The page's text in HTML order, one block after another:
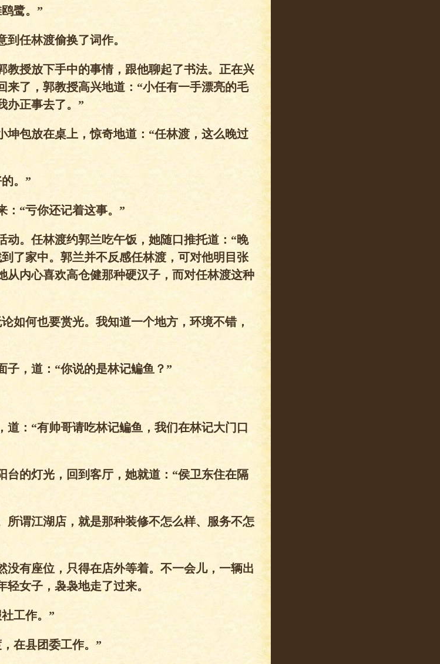
鹭。”
任林渡偷换了词作。
授放下手中的事情，跟他聊起了书法。正在兴
来了，郭教授高兴地道：“小任有一手漂亮的毛
办正事去了。”
包放在桌上，惊奇地道：“任林渡，这么晚过
。”
“亏你还记着这事。”
。任林渡约郭兰吃午饭，她随口推托道：“晚
了家中。郭兰并不反感任林渡，可对他明目张
从内心喜欢高仓健那种硬汉子，而对任林渡这种
何也要赏光。我知道一个地方，环境不错，
，道：“你说的是林记鳊鱼？”
：“有帅哥请吃林记鳊鱼，我们在林记大门口
的灯光，回到客厅，她就道：“侯卫东住在隔
谓江湖店，就是那种装修不怎么样、服务不怎
有座位，只得在店外等着。不一会儿，一辆出
女子，袅袅地走了过来。
工作。”
在县团委工作。”